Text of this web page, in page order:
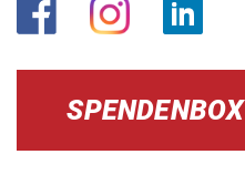
SPENDENBOX